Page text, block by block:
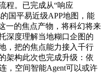
程。已完成从“响应
国平易近级APP地图，能
一的焦点产物，将科幻将来
深度理解当地糊口企图的
，把的焦点能力接入千行
架构此次也完成升级：依
，空间智能Agent可以或许